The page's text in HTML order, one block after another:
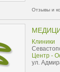
Отзывы и
Клиники
Центр -
ул.